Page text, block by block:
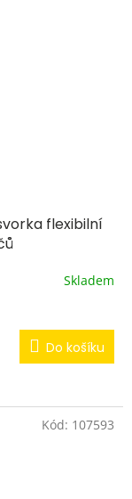
flexibilní
Skladem
Do košíku
Kód: 107593